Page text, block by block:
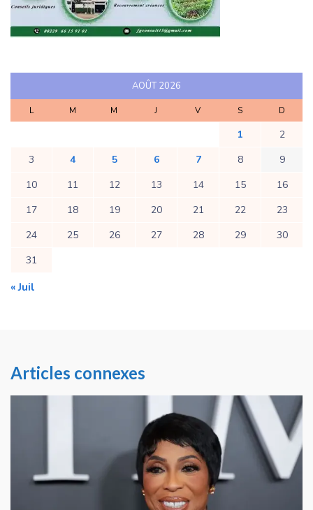
AOÛT 2026
L M M J V S D
1
2
3
4 5 6 7 8
9
10
11 12 13 14 15
16
17
18 19 20 21 22
23
24
25 26 27 28 29
30
31
« Juil
Articles connexes